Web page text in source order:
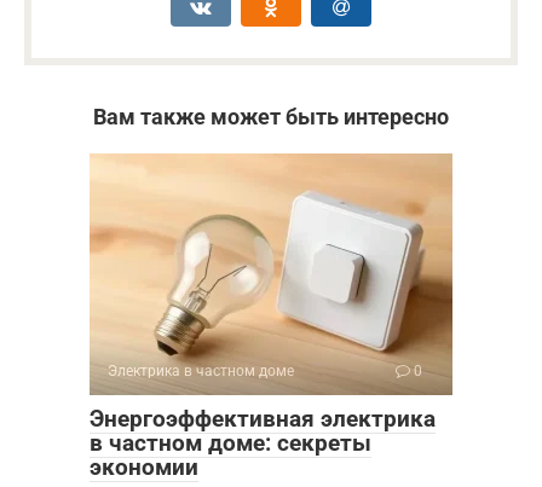
Вам также может быть интересно
Электрика в частном доме 0
Энергоэффективная электрика
в частном доме: секреты
экономии